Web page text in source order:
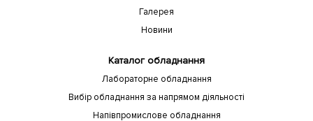
Галерея
Новини
Каталог обладнання
Лабораторне обладнання
Вибір обладнання за напрямом діяльності
Напівпромислове обладнання